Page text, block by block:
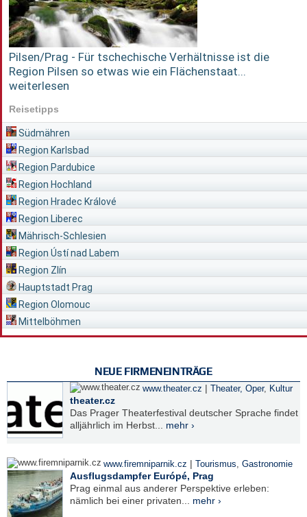
Pilsen/Prag - Für tschechische Verhältnisse ist die
Region Pilsen so etwas wie ein Flächenstaat...
weiterlesen
Reisetipps
Südmähren
Region Karlsbad
Region Pardubice
Region Hochland
Region Hradec Králové
Region Liberec
Mährisch-Schlesien
Region Ústí nad Labem
Region Zlín
Hauptstadt Prag
Region Olomouc
Mittelböhmen
NEUE FIRMENEINTRÄGE
www.theater.cz | Theater, Oper, Kultur
theater.cz
Das Prager Theaterfestival deutscher Sprache findet
alljährlich im Herbst... mehr ›
www.firemniparnik.cz | Tourismus, Gastronomie
Ausflugsdampfer Európé, Prag
Prag einmal aus anderer Perspektive erleben:
nämlich bei einer privaten... mehr ›